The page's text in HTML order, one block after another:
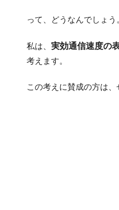
って、どうなんでしょ
私は、 実効通信速度の
考えます。
この考えに賛成の方は